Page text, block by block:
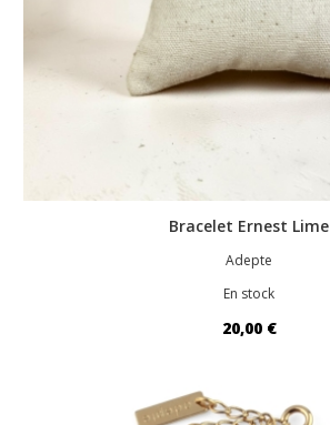
Bracelet Ernest Lime
Adepte
En stock
20,00 €